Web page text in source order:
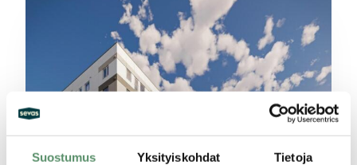
Suostumus Yksityiskohdat Tietoja